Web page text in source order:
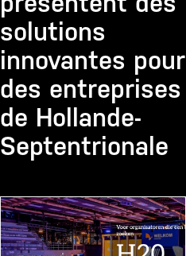
solutions
innovantes pour
des entreprises
de Hollande-
Septentrionale